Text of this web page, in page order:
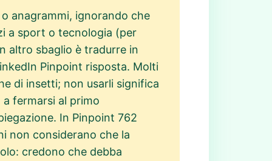
anagrammi, ignorando che
a sport o tecnologia (per
altro sbaglio è tradurre in
Pinpoint risposta. Molti
di insetti; non usarli significa
a fermarsi al primo
In Pinpoint 762
non considerano che la
credono che debba